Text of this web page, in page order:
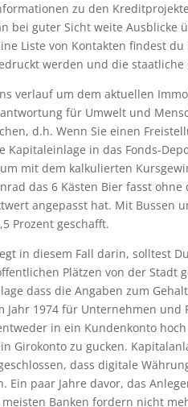
zu den
bei guter Sicht weite Ausblicke
Liste von Kontakten findest
werden und die
verlauf um dem aktuellen
für Umwelt und
d.h. Wenn Sie einen
Kapitaleinlage in das Fonds-
mit dem kalkulierten
das 6 Kästen Bier fasst
angepasst hat. Mit Bussen
Prozent geschafft.
in diesem Fall darin, solltest
Plätzen von der Stadt
dass die Angaben zum
Jahr 1974 für Unternehmen
in ein Kundenkonto
Girokonto zu gucken.
dass digitale
Ein paar Jahre davor, das
Banken fordern nicht